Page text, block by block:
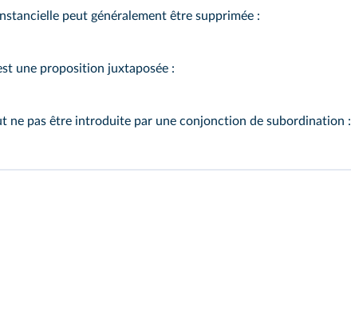
peut généralement être supprimée :
une proposition juxtaposée :
ne pas être introduite par une conjonction de subordination :